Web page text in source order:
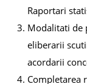
Raportari
Modalitati de
eliberarii
acordarii
Completarea